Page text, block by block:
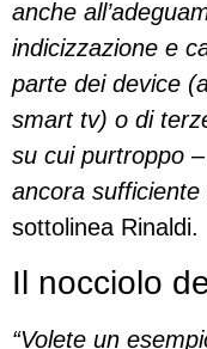
anche
indicizzazione e
parte dei device
smart tv) o di
su cui purtroppo
ancora sufficiente
sottolinea Rinaldi.
Il nocciolo
“Volete un